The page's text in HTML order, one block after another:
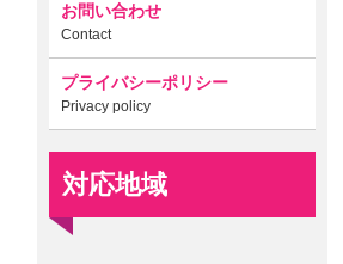
お問い合わせ
Contact
プライバシーポリシー
Privacy policy
対応地域